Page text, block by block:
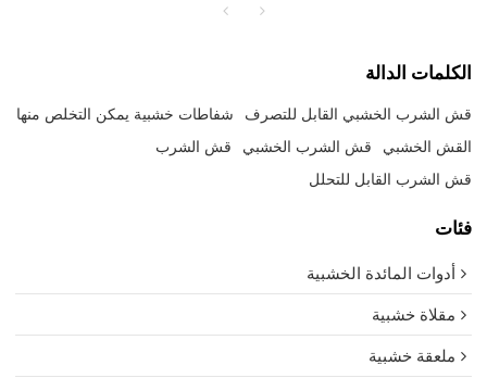
الكلمات الدالة
قش الشرب الخشبي القابل للتصرف شفاطات خشبية يمكن التخلص منها
القش الخشبي قش الشرب الخشبي قش الشرب
قش الشرب القابل للتحلل
فئات
أدوات المائدة الخشبية
مقلاة خشبية
ملعقة خشبية